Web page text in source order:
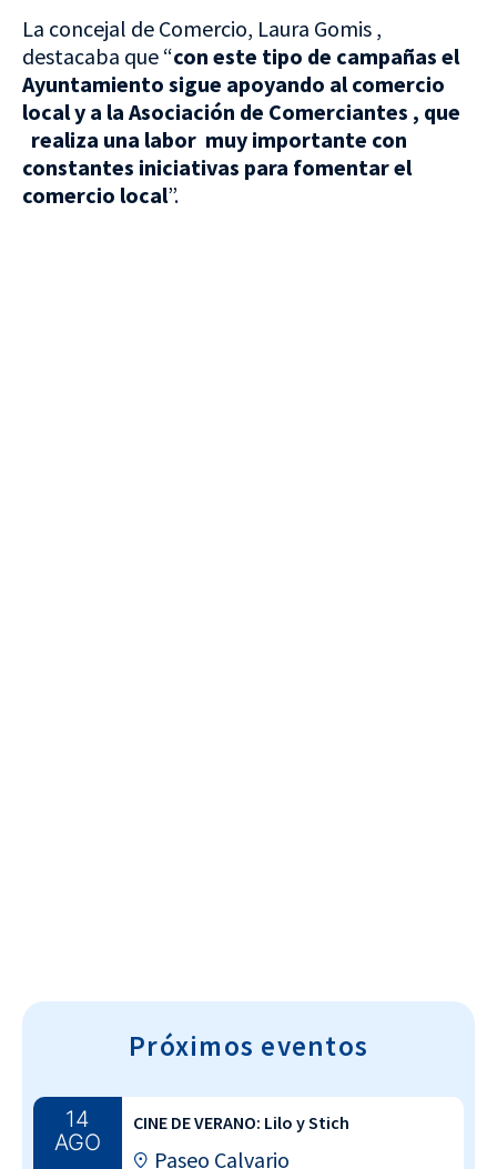
La concejal de Comercio, Laura Gomis ,
destacaba que “con este tipo de campañas el
Ayuntamiento sigue apoyando al comercio
local y a la Asociación de Comerciantes , que
realiza una labor muy importante con
constantes iniciativas para fomentar el
comercio local”.
Próximos eventos
14
AGO
CINE DE VERANO: Lilo y Stich
Paseo Calvario